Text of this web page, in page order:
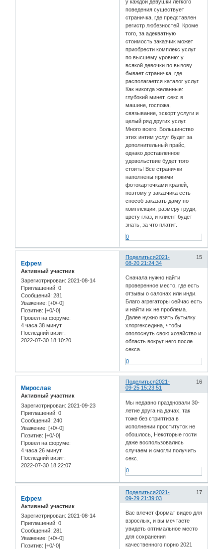
у каждой девушки легкого
поведения существует
страничка, где представлен
регистр любезностей. Кроме
того, за адекватную
стоимость заказчик может
приобрести комплекс услуг
по высшему уровню: у
всякой девочки по вызову
бывает страничка, где
располагается каталог услуг.
Как никогда желанные:
глубокий минет, секс в
машине, госпожа,
связывание, эскорт услуги и
целый ряд других услуг.
Много всего. Большинство
этих интим услуг будет за
дополнительный прайс,
однако доставленное
удовольствие будет того
стоить! Все странички
наполнены яркими
фотокарточками кралей,
поэтому у заказчика есть
способ заказать даму по
комплекции, размеру груди,
цвету глаз, и клиент будет
знать, за что платит.
0
Поделиться 15
2021-
08-20 21:24:34
Ефрем
Активный участник
Зарегистрирован: 2021-08-14
Приглашений: 0
Сообщений: 281
Уважение: [+0/-0]
Позитив: [+0/-0]
Провел на форуме:
4 часа 38 минут
Последний визит:
2022-07-30 18:10:20
Сначала нужно найти
проверенное место, где есть
отзывы о салонах или инди.
Благо агрегаторы сейчас есть
и найти их не проблема.
Далее нужно взять бутылку
хлоргекседина, чтобы
ополоснуть свою хозяйство и
область вокруг него после
секса.
0
Поделиться 16
2021-
09-25 15:23:51
Мирослав
Активный участник
Зарегистрирован: 2021-09-23
Приглашений: 0
Сообщений: 240
Уважение: [+0/-0]
Позитив: [+0/-0]
Провел на форуме:
4 часа 26 минут
Последний визит:
2022-07-30 18:22:07
Мы недавно праздновали 30-
летие друга на дачах, так
тоже без стриптиза в
исполнении проституток не
обошлось, Некоторые гости
даже воспользовались
случаем и смогли получить
секс.
0
Поделиться 17
2021-
09-29 21:39:03
Ефрем
Активный участник
Зарегистрирован: 2021-08-14
Приглашений: 0
Сообщений: 281
Уважение: [+0/-0]
Позитив: [+0/-0]
Вас влечет формат видео для
взрослых, и вы мечтаете
увидеть оптимальное место
для сохранения
качественного порно 2021